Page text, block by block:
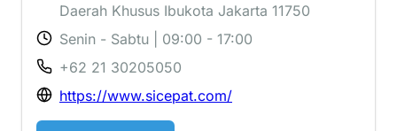
Daerah Khusus Ibukota Jakarta 11750
Senin - Sabtu | 09:00 - 17:00
+62 21 30205050
https://www.sicepat.com/